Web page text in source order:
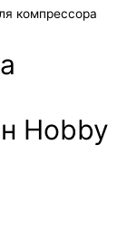
компрессора
Hobby